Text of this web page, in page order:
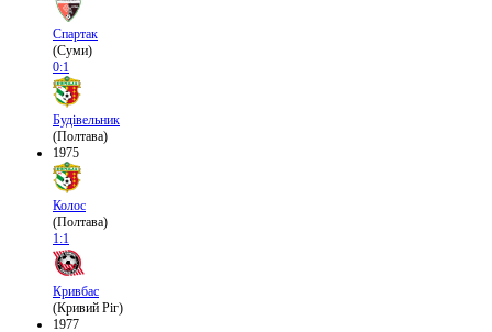
Спартак
(Суми)
0:1
Будівельник
(Полтава)
1975
Колос
(Полтава)
1:1
Кривбас
(Кривий Ріг)
1977